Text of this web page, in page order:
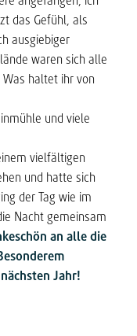
das Gefühl, als
ausgiebiger
waren sich alle
haltet ihr von
und viele
vielfältigen
und hatte sich
der Tag wie im
Nacht gemeinsam
an alle die
Jahr!